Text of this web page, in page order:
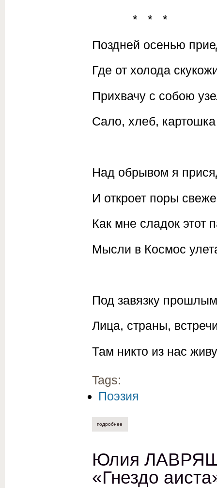
* * *
Поздней осенью
Где от холода
Прихвачу с собою
Сало, хлеб,
Над обрывом я
И откроет поры
Как мне сладок этот
Мысли в Космос
Под завязку
Лица, страны,
Там никто из нас
Tags:
Поэзия
подробнее
Юлия
«Гнездо